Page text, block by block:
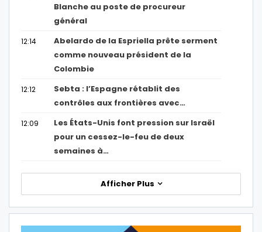
Blanche au poste de procureur
général
12:14
Abelardo de la Espriella prête serment
comme nouveau président de la
Colombie
12:12
Sebta : l’Espagne rétablit des
contrôles aux frontières avec…
12:09
Les États-Unis font pression sur Israël
pour un cessez-le-feu de deux
semaines à…
Afficher Plus